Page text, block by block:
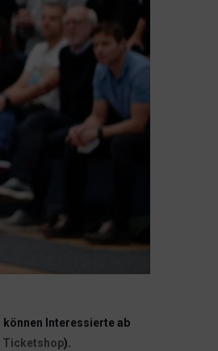
können Interessierte ab
Ticketshop).